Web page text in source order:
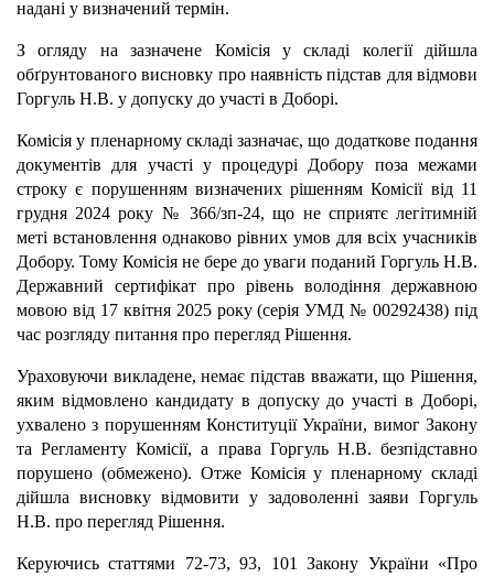
надані у визначений термін.
З огляду на зазначене Комісія у складі колегії дійшла
обґрунтованого висновку про наявність підстав для відмови
Горгуль Н.В. у допуску до участі в Доборі.
Комісія у пленарному складі зазначає, що додаткове подання
документів для участі у процедурі Добору поза межами
строку є порушенням визначених рішенням Комісії від 11
грудня 2024 року № 366/зп-24, що не сприятє легітимній
меті встановлення однаково рівних умов для всіх учасників
Добору. Тому Комісія не бере до уваги поданий Горгуль Н.В.
Державний сертифікат про рівень володіння державною
мовою від 17 квітня 2025 року (серія УМД № 00292438) під
час розгляду питання про перегляд Рішення.
Ураховуючи викладене, немає підстав вважати, що Рішення,
яким відмовлено кандидату в допуску до участі в Доборі,
ухвалено з порушенням Конституції України, вимог Закону
та Регламенту Комісії, а права Горгуль Н.В. безпідставно
порушено (обмежено). Отже Комісія у пленарному складі
дійшла висновку відмовити у задоволенні заяви Горгуль
Н.В. про перегляд Рішення.
Керуючись статтями 72-73, 93, 101 Закону України «Про